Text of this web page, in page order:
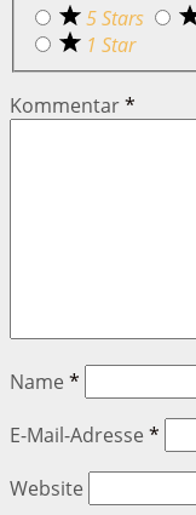
5 Stars
1 Star
Kommentar*
Name *
E-Mail-Adresse *
Website